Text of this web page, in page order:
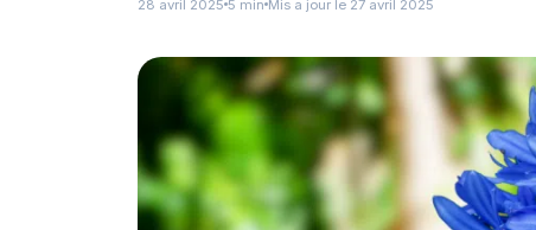
28 avril 2025 5 min Mis a jour le 27 avril 2025